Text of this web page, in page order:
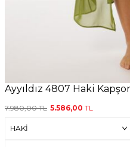
Ayyıldız 4807 Haki
7.980,00TL 5.586,00 TL